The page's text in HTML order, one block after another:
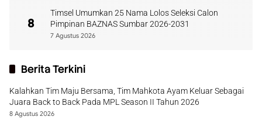
8
Timsel Umumkan 25 Nama Lolos Seleksi Calon
Pimpinan BAZNAS Sumbar 2026-2031
7 Agustus 2026
Berita Terkini
Kalahkan Tim Maju Bersama, Tim Mahkota Ayam Keluar Sebagai
Juara Back to Back Pada MPL Season II Tahun 2026
8 Agustus 2026